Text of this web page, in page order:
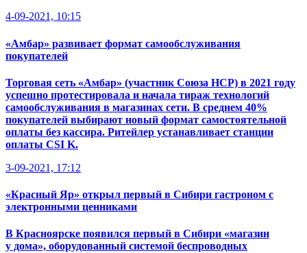
4-09-2021, 10:15
«Амбар» развивает формат самообслуживания
покупателей
Торговая сеть «Амбар» (участник Союза НСР) в 2021 году
успешно протестировала и начала тираж технологий
самообслуживания в магазинах сети. В среднем 40%
покупателей выбирают новый формат самостоятельной
оплаты без кассира. Ритейлер устанавливает станции
оплаты CSI K.
3-09-2021, 17:12
«Красный Яр» открыл первый в Сибири гастроном с
электронными ценниками
В Красноярске появился первый в Сибири «магазин
у дома», оборудованный системой беспроводных